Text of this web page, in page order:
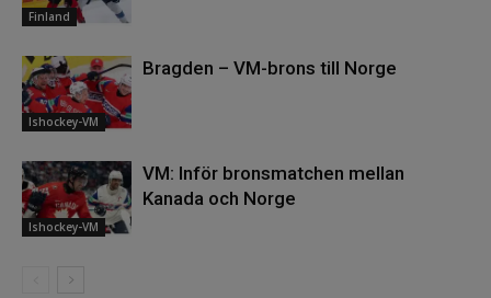
Finland
Ishockey-VM
Bragden – VM-brons till Norge
Ishockey-VM
VM: Inför bronsmatchen mellan
Kanada och Norge